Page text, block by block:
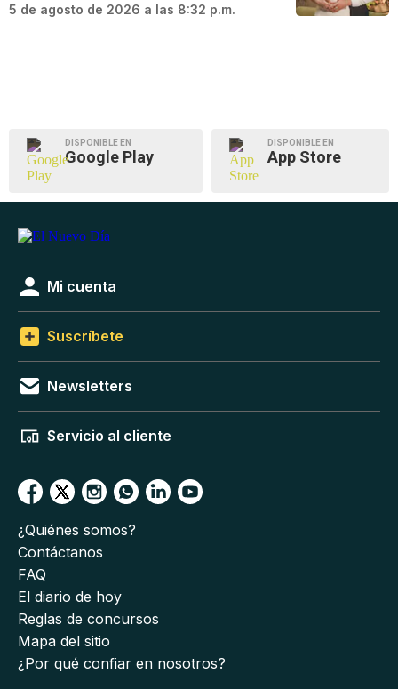
5 de agosto de 2026 a las 8:32 p.m.
DISPONIBLE EN
Google Play
DISPONIBLE EN
App Store
Mi cuenta
Suscríbete
Newsletters
Servicio al cliente
¿Quiénes somos?
Contáctanos
FAQ
El diario de hoy
Reglas de concursos
Mapa del sitio
¿Por qué confiar en nosotros?